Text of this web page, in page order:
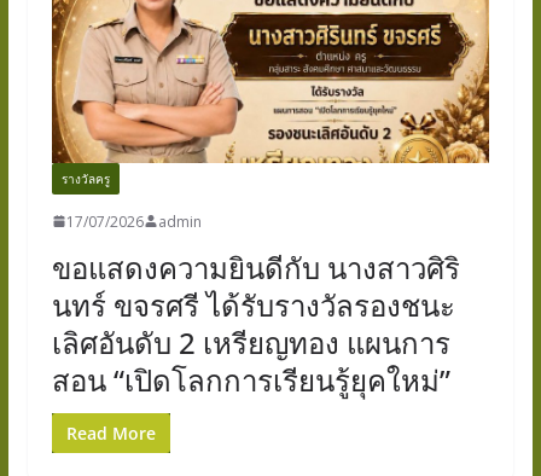
รางวัลครู
17/07/2026 admin
ขอแสดงความยินดีกับ นางสาวศิริ
นทร์ ขจรศรี ได้รับรางวัลรองชนะ
เลิศอันดับ 2 เหรียญทอง แผนการ
สอน “เปิดโลกการเรียนรู้ยุคใหม่”
Read More